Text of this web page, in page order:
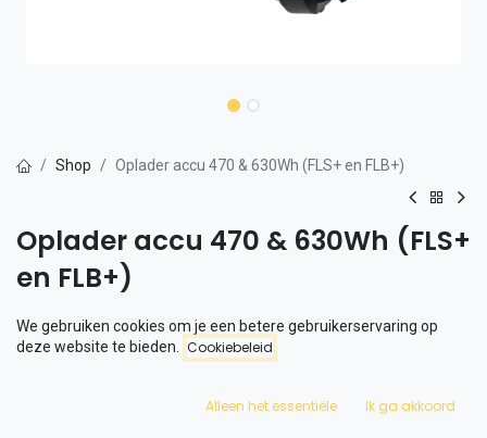
Shop Oplader accu 470 & 630Wh (FLS+ en FLB+)
Oplader accu 470 & 630Wh (FLS+
en FLB+)
Officiële Phatfour oplader
€79,94
Inclusief btw
We gebruiken cookies om je een betere gebruikerservaring op
deze website te bieden.
Cookiebeleid
Alleen het essentiële Ik ga akkoord